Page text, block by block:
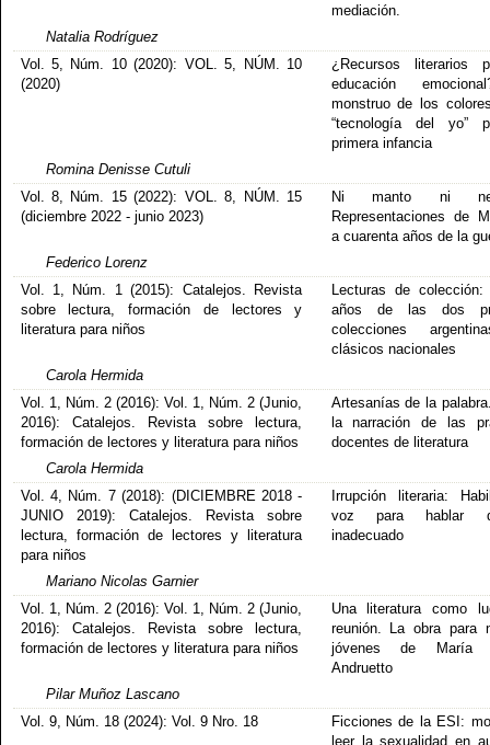
mediación.
Natalia Rodríguez
Vol. 5, Núm. 10 (2020): VOL. 5, NÚM. 10
(2020)
¿Recursos literarios
educación
monstruo de los
“tecnología del yo”
primera infancia
Romina Denisse Cutuli
Vol. 8, Núm. 15 (2022): VOL. 8, NÚM. 15
(diciembre 2022 - junio 2023)
Ni manto ni
Representaciones de
a cuarenta años de la
Federico Lorenz
Vol. 1, Núm. 1 (2015): Catalejos. Revista
sobre lectura, formación de lectores y
literatura para niños
Lecturas de
años de las dos
colecciones
clásicos nacionales
Carola Hermida
Vol. 1, Núm. 2 (2016): Vol. 1, Núm. 2 (Junio,
2016): Catalejos. Revista sobre lectura,
formación de lectores y literatura para niños
Artesanías de la
la narración de las
docentes de literatura
Carola Hermida
Vol. 4, Núm. 7 (2018): (DICIEMBRE 2018 -
JUNIO 2019): Catalejos. Revista sobre
lectura, formación de lectores y literatura
para niños
Irrupción literaria:
voz para hablar
inadecuado
Mariano Nicolas Garnier
Vol. 1, Núm. 2 (2016): Vol. 1, Núm. 2 (Junio,
2016): Catalejos. Revista sobre lectura,
formación de lectores y literatura para niños
Una literatura como
reunión. La obra para
jóvenes de María
Andruetto
Pilar Muñoz Lascano
Vol. 9, Núm. 18 (2024): Vol. 9 Nro. 18
Ficciones de la ESI:
leer la sexualidad en